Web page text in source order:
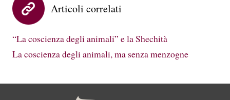
Articoli correlati
“La coscienza degli animali” e la Shechità
La coscienza degli animali, ma senza menzogne